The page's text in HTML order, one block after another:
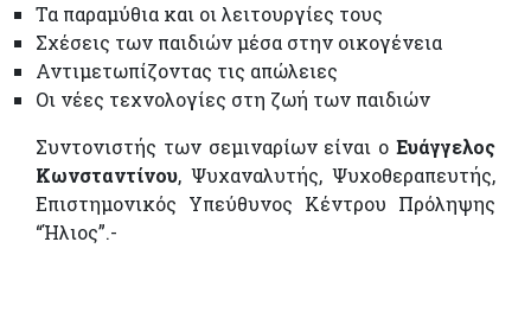
Τα παραμύθια και οι λειτουργίες τους
Σχέσεις των παιδιών μέσα στην οικογένεια
Αντιμετωπίζοντας τις απώλειες
Οι νέες τεχνολογίες στη ζωή των παιδιών
Συντονιστής των σεμιναρίων είναι ο Ευάγγελος
Κωνσταντίνου, Ψυχαναλυτής, Ψυχοθεραπευτής,
Επιστημονικός Υπεύθυνος Κέντρου Πρόληψης
“Ήλιος”.-